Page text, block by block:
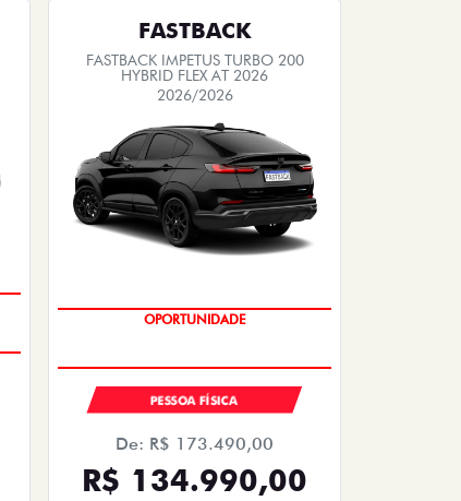
FASTBACK
FASTBACK IMPETUS TURBO 200
HYBRID FLEX AT 2026
2026/2026
PREÇO IMPERDÍVEL
PESSOA FÍSICA
De: R$ 173.490,00
R$ 134.990,00